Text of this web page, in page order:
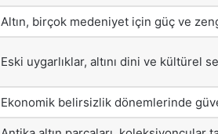
Altın, birçok medeniyet için güç ve
Eski uygarlıklar, altını dini ve kültürel
Ekonomik belirsizlik dönemlerinde